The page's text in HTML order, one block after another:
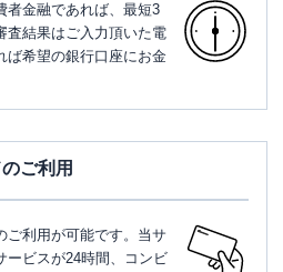
者金融であれば、最短3
結果はご入力頂いた電
ば希望の銀行口座にお金
ご利用
ご利用が可能です。当サ
ービスが24時間、コンビ